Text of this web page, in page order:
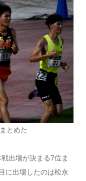
とめた
出場が決まる7位ま
に出場したのは松永